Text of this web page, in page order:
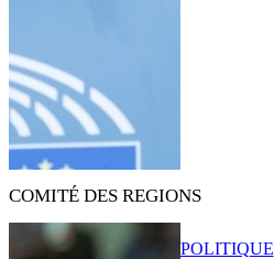
COMITÉ DES REGIONS
POLITIQUE